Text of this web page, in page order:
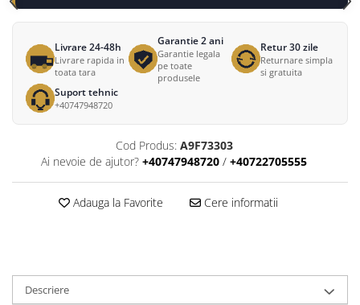
Livrare 24-48h
Livrare rapida in
toata tara
Garantie 2 ani
Garantie legala
pe toate
produsele
Retur 30 zile
Returnare simpla
si gratuita
Suport tehnic
+40747948720
Cod Produs: A9F73303
Ai nevoie de ajutor? +40747948720 / +40722705555
Adauga la Favorite Cere informatii
Descriere